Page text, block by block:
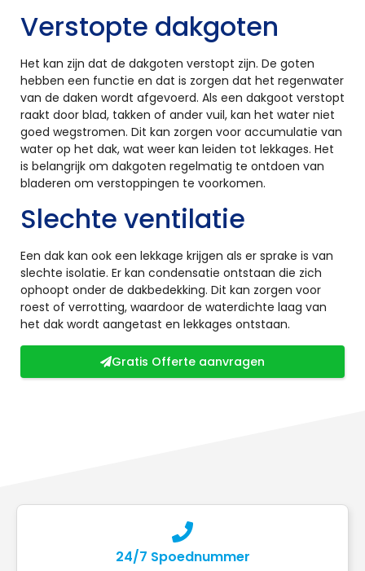
Verstopte dakgoten
Het kan zijn dat de dakgoten verstopt zijn. De goten
hebben een functie en dat is zorgen dat het regenwater
van de daken wordt afgevoerd. Als een dakgoot verstopt
raakt door blad, takken of ander vuil, kan het water niet
goed wegstromen. Dit kan zorgen voor accumulatie van
water op het dak, wat weer kan leiden tot lekkages. Het
is belangrijk om dakgoten regelmatig te ontdoen van
bladeren om verstoppingen te voorkomen.
Slechte ventilatie
Een dak kan ook een lekkage krijgen als er sprake is van
slechte isolatie. Er kan condensatie ontstaan die zich
ophoopt onder de dakbedekking. Dit kan zorgen voor
roest of verrotting, waardoor de waterdichte laag van
het dak wordt aangetast en lekkages ontstaan.
Gratis Offerte aanvragen
24/7 Spoednummer